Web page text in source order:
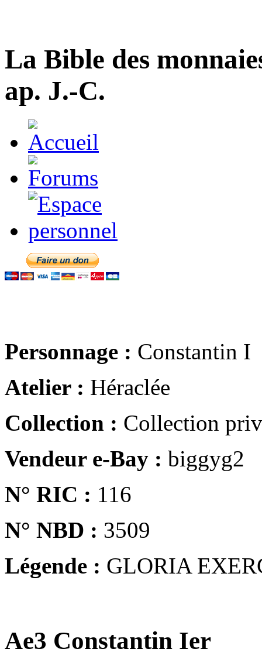
La Bible des
ap. J.-C.
Personnage : Constantin I
Atelier : Héraclée
Collection : Collection
Vendeur e-Bay : biggyg2
N° RIC : 116
N° NBD : 3509
Légende : GLORIA
Ae3 Constantin Ier